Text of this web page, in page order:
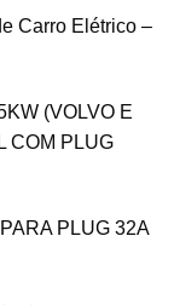
Carro Elétrico –
(VOLVO E
COM PLUG
PLUG 32A